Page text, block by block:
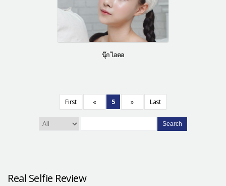
นุ๊ก ไอดอ
First « 5 » Last
Search
Real Selfie Review